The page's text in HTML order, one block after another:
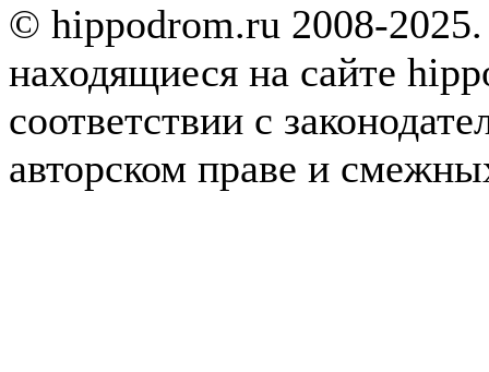
© hippodrom.ru 2008-
находящиеся на сайте
соответствии с
авторском праве и